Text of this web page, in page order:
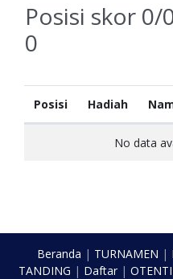
Posisi skor 0/
0
Posisi Hadiah
No data
Beranda | TURNAMEN |
TANDING | Daftar|